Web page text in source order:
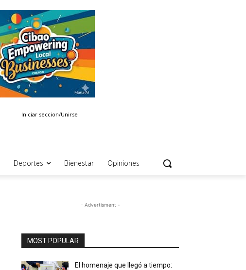
Iniciar seccion/Unirse
Deportes Bienestar Opiniones
- Advertisment -
MOST POPULAR
El homenaje que llegó a tiempo: